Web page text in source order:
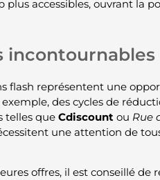
accessibles, ouvrant la
incontournables
flash représentent une
des cycles de
telles que Cdiscountou Rue
une attention de
offres, il est conseillé de